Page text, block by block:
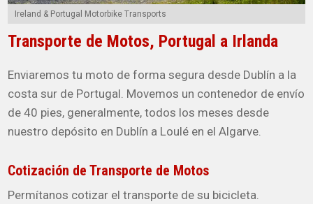
Ireland & Portugal Motorbike Transports
Transporte de Motos, Portugal a Irlanda
Enviaremos tu moto de forma segura desde Dublín a la
costa sur de Portugal. Movemos un contenedor de envío
de 40 pies, generalmente, todos los meses desde
nuestro depósito en Dublín a Loulé en el Algarve.
Cotización de Transporte de Motos
Permítanos cotizar el transporte de su bicicleta.